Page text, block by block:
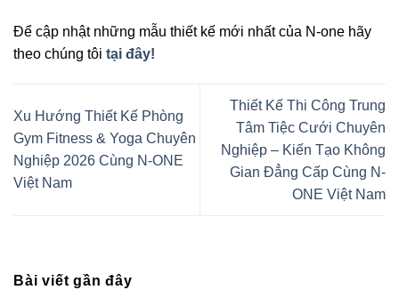
Bài viết gần đây
Để cập nhật những mẫu thiết kế mới nhất của N-one hãy
theo chúng tôi tại đây!
Xu Hướng Thiết Kế Phòng
Gym Fitness & Yoga Chuyên
Nghiệp 2026 Cùng N-ONE
Việt Nam
Thiết Kế Thi Công Trung
Tâm Tiệc Cưới Chuyên
Nghiệp – Kiến Tạo Không
Gian Đẳng Cấp Cùng N-
ONE Việt Nam